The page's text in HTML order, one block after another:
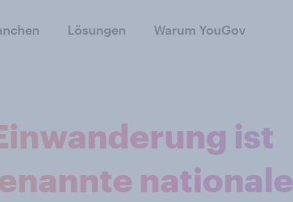
Lösungen Warum YouGov
ist
nationale